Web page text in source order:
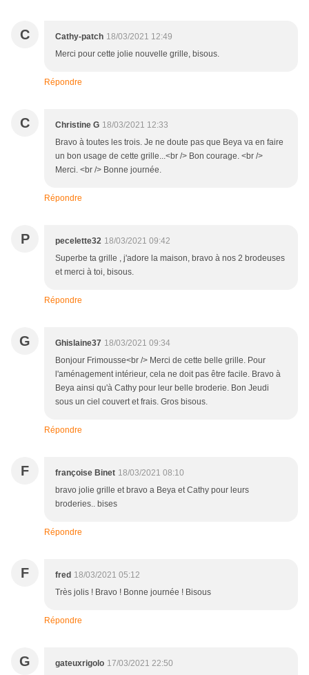
C Cathy-patch 18/03/2021 12:49
Merci pour cette jolie nouvelle grille, bisous.
Répondre
C Christine G 18/03/2021 12:33
Bravo à toutes les trois. Je ne doute pas que Beya va en faire
un bon usage de cette grille...<br /> Bon courage. <br />
Merci. <br /> Bonne journée.
Répondre
P pecelette32 18/03/2021 09:42
Superbe ta grille , j'adore la maison, bravo à nos 2 brodeuses
et merci à toi, bisous.
Répondre
G Ghislaine37 18/03/2021 09:34
Bonjour Frimousse<br /> Merci de cette belle grille. Pour
l'aménagement intérieur, cela ne doit pas être facile. Bravo à
Beya ainsi qu'à Cathy pour leur belle broderie. Bon Jeudi
sous un ciel couvert et frais. Gros bisous.
Répondre
F françoise Binet 18/03/2021 08:10
bravo jolie grille et bravo a Beya et Cathy pour leurs
broderies.. bises
Répondre
F fred 18/03/2021 05:12
Très jolis ! Bravo ! Bonne journée ! Bisous
Répondre
G gateuxrigolo 17/03/2021 22:50